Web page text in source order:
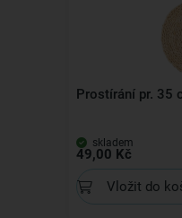
Prostírání pr. 35
skladem
49,00 Kč
Vložit do